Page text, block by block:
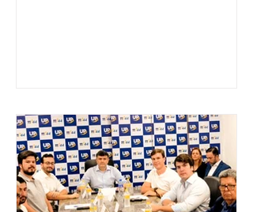
Quipapá, Pité, confirmou sua filiação à
legenda, consolidando novo movimento
de adesão no tabuleiro político da Mata
Sul. A entrada do gestor municipa